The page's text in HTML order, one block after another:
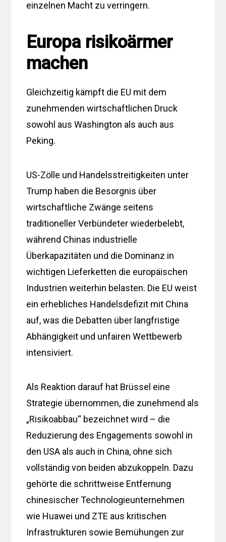
einzelnen Macht zu verringern.
Europa risikoärmer
machen
Gleichzeitig kämpft die EU mit dem
zunehmenden wirtschaftlichen Druck
sowohl aus Washington als auch aus
Peking.
US-Zölle und Handelsstreitigkeiten unter
Trump haben die Besorgnis über
wirtschaftliche Zwänge seitens
traditioneller Verbündeter wiederbelebt,
während Chinas industrielle
Überkapazitäten und die Dominanz in
wichtigen Lieferketten die europäischen
Industrien weiterhin belasten. Die EU weist
ein erhebliches Handelsdefizit mit China
auf, was die Debatten über langfristige
Abhängigkeit und unfairen Wettbewerb
intensiviert.
Als Reaktion darauf hat Brüssel eine
Strategie übernommen, die zunehmend als
„Risikoabbau“ bezeichnet wird – die
Reduzierung des Engagements sowohl in
den USA als auch in China, ohne sich
vollständig von beiden abzukoppeln. Dazu
gehörte die schrittweise Entfernung
chinesischer Technologieunternehmen
wie Huawei und ZTE aus kritischen
Infrastrukturen sowie Bemühungen zur